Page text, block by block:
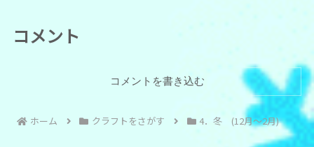
コメント
コメントを書き込む
ホーム クラフトをさがす 4．冬 (12月～2月)